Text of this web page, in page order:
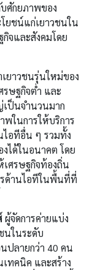
ศักยภาพของ
ยชน์แก่เยาวชนใน
จและสังคมโดย
ยาวชนรุ่นใหม่ของ
รษฐกิจต่ำ และ
เป็นจำนวนมาก
ในการให้บริการ
ไอทีอื่น ๆ รวมทั้ง
ได้ในอนาคต โดย
เศรษฐกิจท้องถิ่น
รด้านไอทีในพื้นที่ที่
ผู้จัดการค่ายแบ่ง
นในระดับ
ปลายกว่า 40 คน
เทคนิค และสร้าง